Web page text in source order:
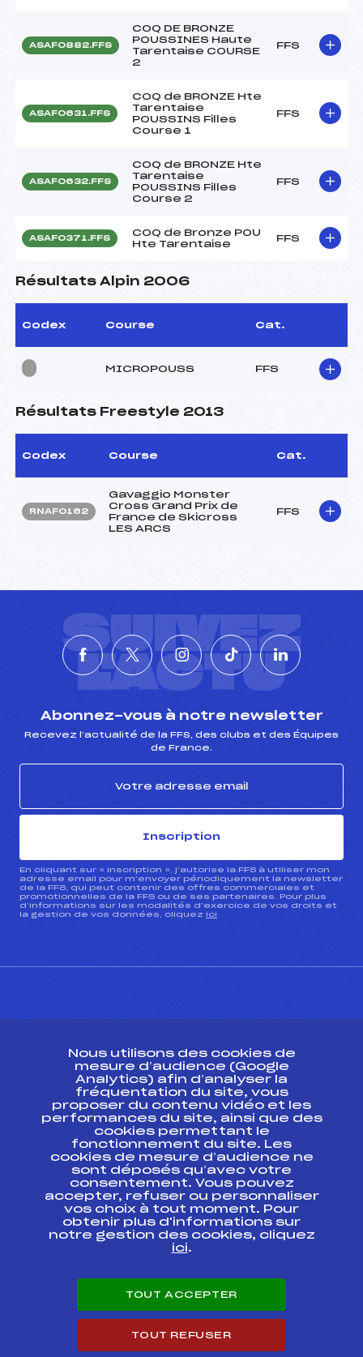
ASAF0882.FFS
COQ DE BRONZE
POUSSINES Haute
Tarentaise COURSE
2
FFS
ASAF0631.FFS
COQ de BRONZE Hte
Tarentaise
POUSSINS Filles
Course 1
FFS
ASAF0632.FFS
COQ de BRONZE Hte
Tarentaise
POUSSINS Filles
Course 2
FFS
ASAF0371.FFS
COQ de Bronze POU
Hte Tarentaise
FFS
Résultats Alpin 2006
Codex Course Cat.
MICROPOUSS FFS
Résultats Freestyle 2013
Codex Course Cat.
RNAF0162
Gavaggio Monster
Cross Grand Prix de
France de Skicross
LES ARCS
FFS
SUIVEZ
L'ACTU
Abonnez-vous à notre newsletter
Recevez l’actualité de la FFS, des clubs et des Équipes
de France.
Inscription
En cliquant sur « inscription », j’autorise la FFS à utiliser mon
adresse email pour m’envoyer périodiquement la newsletter
de la FFS, qui peut contenir des offres commerciales et
promotionnelles de la FFS ou de ses partenaires. Pour plus
d’informations sur les modalités d’exercice de vos droits et
la gestion de vos données, cliquez ici
ESPACE PRESSE
Ressources
Pass’Neige
Projet sportif fédéral
Projet de performance fédéral
Antidopage
Pôle Développement, Formation, Suivi
Scientifique
Listes ministérielles
Pôle vie de l’athlète
Carrières
Nous utilisons des cookies de
mesure d’audience (Google
Analytics) afin d’analyser la
fréquentation du site, vous
proposer du contenu vidéo et les
performances du site, ainsi que des
cookies permettant le
fonctionnement du site. Les
cookies de mesure d’audience ne
sont déposés qu’avec votre
consentement. Vous pouvez
accepter, refuser ou personnaliser
vos choix à tout moment. Pour
obtenir plus d'informations sur
notre gestion des cookies, cliquez
ici.
TOUT ACCEPTER
TOUT REFUSER